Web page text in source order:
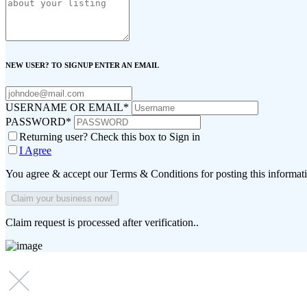
NEW USER? TO SIGNUP ENTER AN EMAIL
USERNAME OR EMAIL*
PASSWORD*
Returning user? Check this box to Sign in
I Agree
You agree & accept our Terms & Conditions for posting this
Claim request is processed after verification..